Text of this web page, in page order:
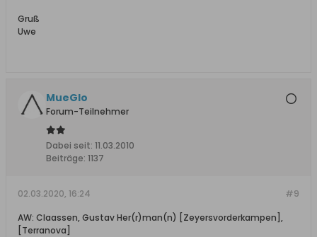
Gruß
Uwe
MueGlo
Forum-Teilnehmer
Dabei seit: 11.03.2010
Beiträge: 1137
#9
02.03.2020, 16:24
AW: Claassen, Gustav Her(r)man(n) [Zeyersvorderkampen],
[Terranova]